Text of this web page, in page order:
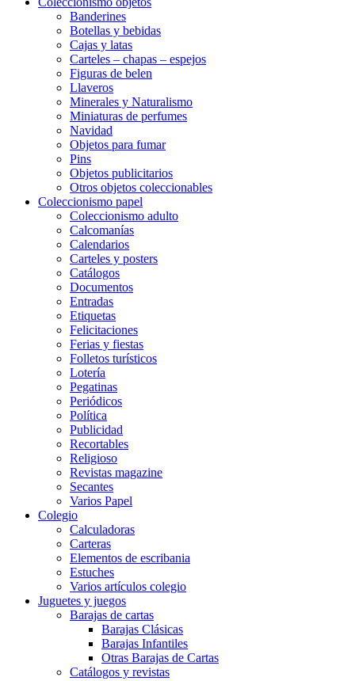
Banderines
Botellas y bebidas
Cajas y latas
Carteles – chapas – espejos
Figuras de belen
Llaveros
Minerales y Naturalismo
Miniaturas de perfumes
Navidad
Objetos para fumar
Pins
Objetos publicitarios
Otros objetos coleccionables
Coleccionismo papel
Coleccionismo adulto
Calcomanías
Calendarios
Carteles y posters
Catálogos
Documentos
Entradas
Etiquetas
Felicitaciones
Ferias y fiestas
Folletos turísticos
Lotería
Pegatinas
Periódicos
Política
Publicidad
Recortables
Religioso
Revistas magazine
Secantes
Varios Papel
Colegio
Calculadoras
Carteras
Elementos de escribania
Estuches
Varios artículos colegio
Juguetes y juegos
Barajas de cartas
Barajas Clásicas
Barajas Infantiles
Otras Barajas de Cartas
Catálogos y revistas